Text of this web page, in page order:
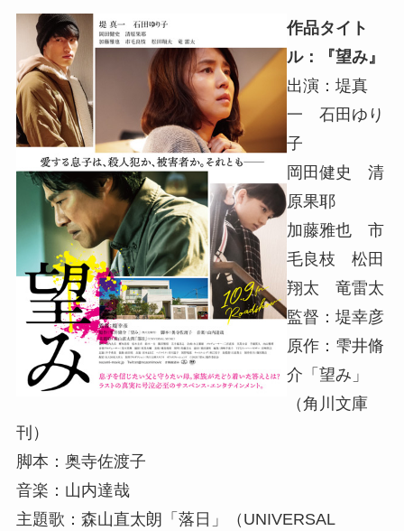
作品タイト
ル：『望み』
出演：堤真
一 石田ゆり
子
岡田健史 清
原果耶
加藤雅也 市
毛良枝 松田
翔太 竜雷太
監督：堤幸彦
原作：雫井脩
介「望み」
（角川文庫
刊）
脚本：奥寺佐渡子
音楽：山内達哉
主題歌：森山直太朗「落日」（UNIVERSAL